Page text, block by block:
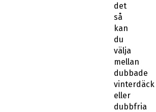
det
så
kan
du
välja
mellan
dubbade
vinterdäck
eller
dubbfria